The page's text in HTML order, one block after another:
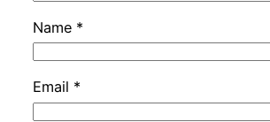
Name *
Email *